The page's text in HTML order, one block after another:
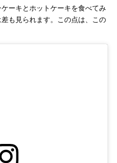
ーキとホットケーキを食べてみ
も見られます。この点は、この